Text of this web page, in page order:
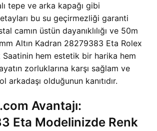
tepe ve arka kapağı gibi
bu su geçirmezliği garanti
camın üstün dayanıklılığı ve 50m
Altın Kadran 28279383 Eta Rolex
hem estetik bir harika hem
zorluklarına karşı sağlam ve
arkadaşı olduğunun kanıtıdır.
Avantajı:
Eta Modelinizde Renk